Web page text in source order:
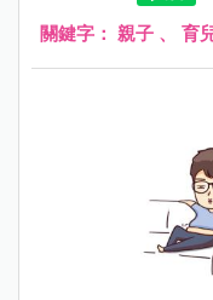
關鍵字： 親子 、 育